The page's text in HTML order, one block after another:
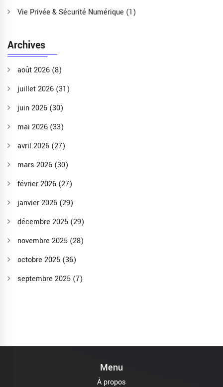
Vie Privée & Sécurité Numérique (1)
Archives
août 2026 (8)
juillet 2026 (31)
juin 2026 (30)
mai 2026 (33)
avril 2026 (27)
mars 2026 (30)
février 2026 (27)
janvier 2026 (29)
décembre 2025 (29)
novembre 2025 (28)
octobre 2025 (36)
septembre 2025 (7)
Menu
À propos